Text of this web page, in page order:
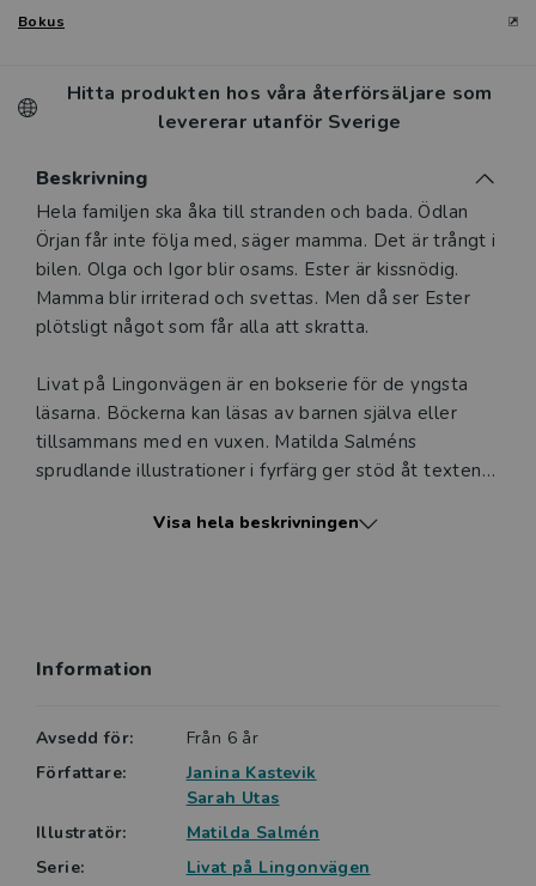
Bokus
Hitta produkten hos våra återförsäljare som
levererar utanför Sverige
Beskrivning
Beskrivning
Hela familjen ska åka till stranden och bada. Ödlan
Örjan får inte följa med, säger mamma. Det är trångt i
bilen. Olga och Igor blir osams. Ester är kissnödig.
Mamma blir irriterad och svettas. Men då ser Ester
plötsligt något som får alla att skratta.
Livat på Lingonvägen är en bokserie för de yngsta
läsarna. Böckerna kan läsas av barnen själva eller
tillsammans med en vuxen. Matilda Salméns
sprudlande illustrationer i fyrfärg ger stöd åt texten
Janina Kastevik och Sarah Utas, som skapat serien, är
läsning. Janina är barnboksförfattare, jurist och
ungdomsbibliotekarie med många års erfarenhet av
Illustratören Matilda Salmén har jobbat som
Visa hela beskrivningen
Information
Avsedd för:
Från 6 år
Författare:
Janina Kastevik
Sarah Utas
Illustratör:
Matilda Salmén
Serie:
Livat på Lingonvägen